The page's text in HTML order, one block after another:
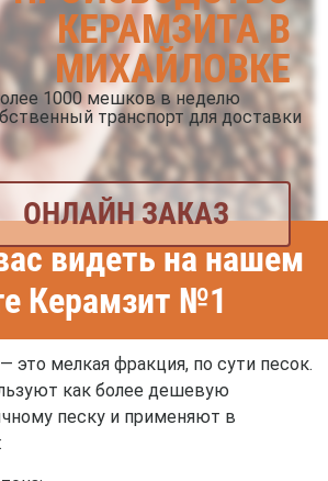
КЕРАМЗИТА В
МИХАЙЛОВКЕ
1000 мешков в неделю
транспорт для доставки
ОНЛАЙН ЗАКАЗ
видеть на нашем
Керамзит №1
— это мелкая фракция, по сути песок.
как более дешевую
песку и применяют в